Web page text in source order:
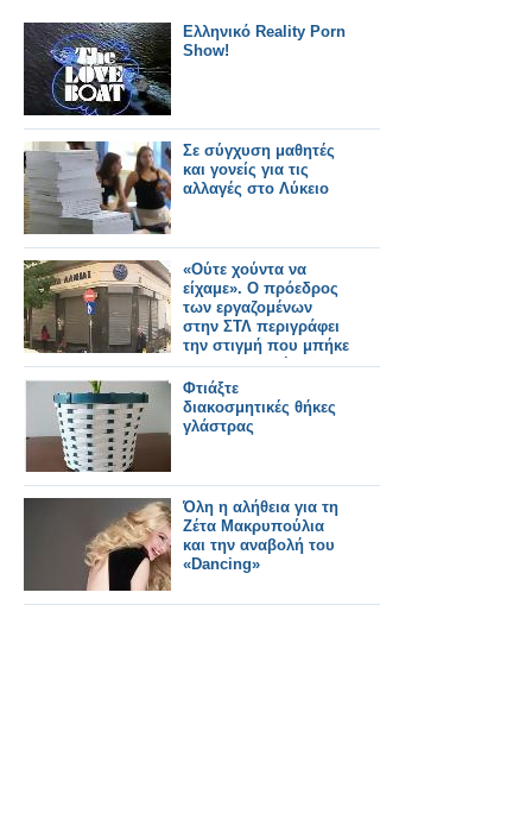
Ελληνικό Reality Porn
Show!
Σε σύγχυση μαθητές
και γονείς για τις
αλλαγές στο Λύκειο
«Ούτε χούντα να
είχαμε». Ο πρόεδρος
των εργαζομένων
στην ΣΤΛ περιγράφει
την στιγμή που μπήκε
ο εκκαθαριστής
Φτιάξτε
διακοσμητικές θήκες
γλάστρας
Όλη η αλήθεια για τη
Ζέτα Μακρυπούλια
και την αναβολή του
«Dancing»